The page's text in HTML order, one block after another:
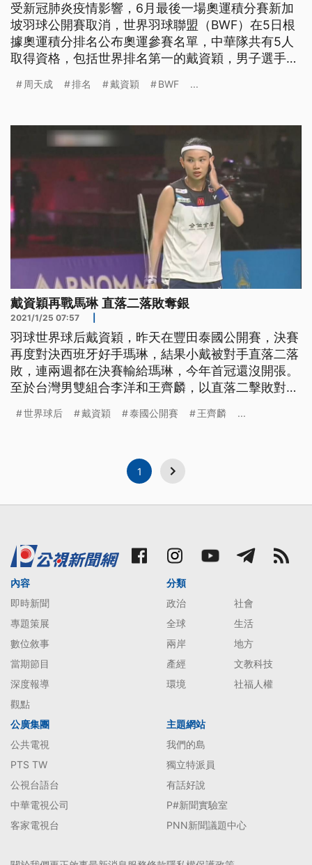
受新冠肺炎疫情影響，6月最後一場奧運積分賽新加
坡羽球公開賽取消，世界羽球聯盟（BWF）在5日根
據奧運積分排名公布奧運參賽名單，中華隊共有5人
取得資格，包括世界排名第一的戴資穎，男子選手周
周天成 排名 戴資穎 BWF ...
戴資穎再戰馬琳 直落二落敗奪銀
2021/1/25 07:57
羽球世界球后戴資穎，昨天在豐田泰國公開賽，決賽
再度對決西班牙好手瑪琳，結果小戴被對手直落二落
敗，連兩週都在決賽輸給瑪琳，今年首冠還沒開張。
至於台灣男雙組合李洋和王齊麟，以直落二擊敗對手
首局，面對狀況絕佳的西班牙好手瑪琳，小戴雖然提
回球出界，吞下敗仗。 世界
世界球后 戴資穎 泰國公開賽 王齊麟 ...
1
內容
即時新聞
專題策展
數位敘事
當期節目
深度報導
觀點
分類
政治
社會
全球
生活
兩岸
地方
產經
文教科技
環境
社福人權
公廣集團
公共電視
PTS TW
公視台語台
中華電視公司
客家電視台
主題網站
我們的島
獨立特派員
有話好說
P#新聞實驗室
PNN新聞議題中心